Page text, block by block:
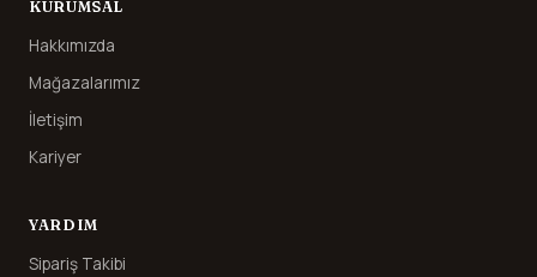
KURUMSAL
Hakkımızda
Mağazalarımız
İletişim
Kariyer
YARDIM
Sipariş Takibi